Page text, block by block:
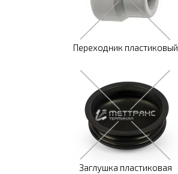
Переходник пластиковый
Заглушка пластиковая